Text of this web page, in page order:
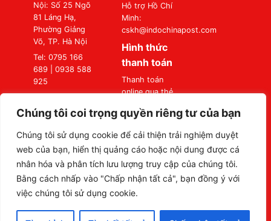
Chúng tôi coi trọng quyền riêng tư của bạn
Chúng tôi sử dụng cookie để cải thiện trải nghiệm duyệt
web của bạn, hiển thị quảng cáo hoặc nội dung được cá
nhân hóa và phân tích lưu lượng truy cập của chúng tôi.
Bằng cách nhấp vào "Chấp nhận tất cả", bạn đồng ý với
việc chúng tôi sử dụng cookie.
Nội: Số 25 Ngõ
81 Láng Hạ,
Phường Giảng
Võ, TP. Hà Nội
Tel: 0795 166
689 | 0938 588
925
Gòn: Số 87
Đường A4
(K300), Phường
Bảy Hiền, TP. Hồ
Tel: 0795 166
689 | 0938 588
925
Hỗ trợ Hồ Chí
Minh:
cskh@indochinapost.com
Hình thức
thanh toán
Thanh toán
online qua thẻ
Thanh toán tại
Văn Phòng